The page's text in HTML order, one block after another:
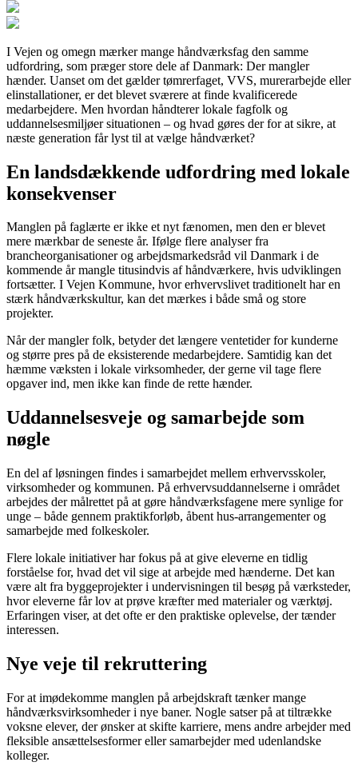
I Vejen og omegn mærker mange håndværksfag den samme
udfordring, som præger store dele af Danmark: Der mangler
hænder. Uanset om det gælder tømrerfaget, VVS, murerarbejde eller
elinstallationer, er det blevet sværere at finde kvalificerede
medarbejdere. Men hvordan håndterer lokale fagfolk og
uddannelsesmiljøer situationen – og hvad gøres der for at sikre, at
næste generation får lyst til at vælge håndværket?
En landsdækkende udfordring med lokale
konsekvenser
Manglen på faglærte er ikke et nyt fænomen, men den er blevet
mere mærkbar de seneste år. Ifølge flere analyser fra
brancheorganisationer og arbejdsmarkedsråd vil Danmark i de
kommende år mangle titusindvis af håndværkere, hvis udviklingen
fortsætter. I Vejen Kommune, hvor erhvervslivet traditionelt har en
stærk håndværkskultur, kan det mærkes i både små og store
projekter.
Når der mangler folk, betyder det længere ventetider for kunderne
og større pres på de eksisterende medarbejdere. Samtidig kan det
hæmme væksten i lokale virksomheder, der gerne vil tage flere
opgaver ind, men ikke kan finde de rette hænder.
Uddannelsesveje og samarbejde som
nøgle
En del af løsningen findes i samarbejdet mellem erhvervsskoler,
virksomheder og kommunen. På erhvervsuddannelserne i området
arbejdes der målrettet på at gøre håndværksfagene mere synlige for
unge – både gennem praktikforløb, åbent hus-arrangementer og
samarbejde med folkeskoler.
Flere lokale initiativer har fokus på at give eleverne en tidlig
forståelse for, hvad det vil sige at arbejde med hænderne. Det kan
være alt fra byggeprojekter i undervisningen til besøg på værksteder,
hvor eleverne får lov at prøve kræfter med materialer og værktøj.
Erfaringen viser, at det ofte er den praktiske oplevelse, der tænder
interessen.
Nye veje til rekruttering
For at imødekomme manglen på arbejdskraft tænker mange
håndværksvirksomheder i nye baner. Nogle satser på at tiltrække
voksne elever, der ønsker at skifte karriere, mens andre arbejder med
fleksible ansættelsesformer eller samarbejder med udenlandske
kolleger.